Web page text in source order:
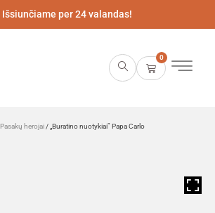
Išsiunčiame per 24 valandas!
0
Pasakų herojai / „Buratino nuotykiai” Papa Carlo